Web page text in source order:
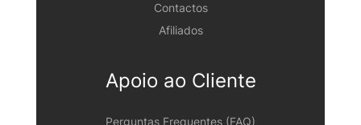
Contactos
Afiliados
Apoio ao Cliente
Perguntas Frequentes (FAQ)